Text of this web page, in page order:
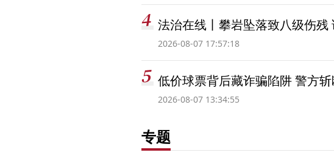
法治在线丨攀岩坠落致八级伤残
2026-08-07 17:57:18
低价球票背后藏诈骗陷阱 警方
2026-08-07 13:34:55
专题